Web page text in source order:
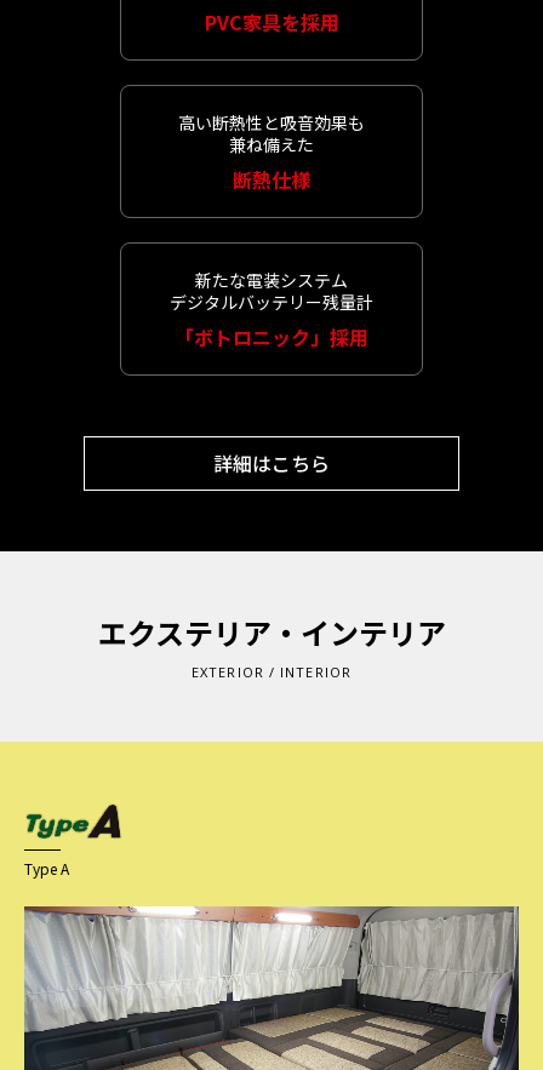
PVC家具を採用
高い断熱性と吸音効果も
兼ね備えた
断熱仕様
新たな電装システム
デジタルバッテリー残量計
「ボトロニック」採用
詳細はこちら
エクステリア・インテリア
EXTERIOR / INTERIOR
Type A